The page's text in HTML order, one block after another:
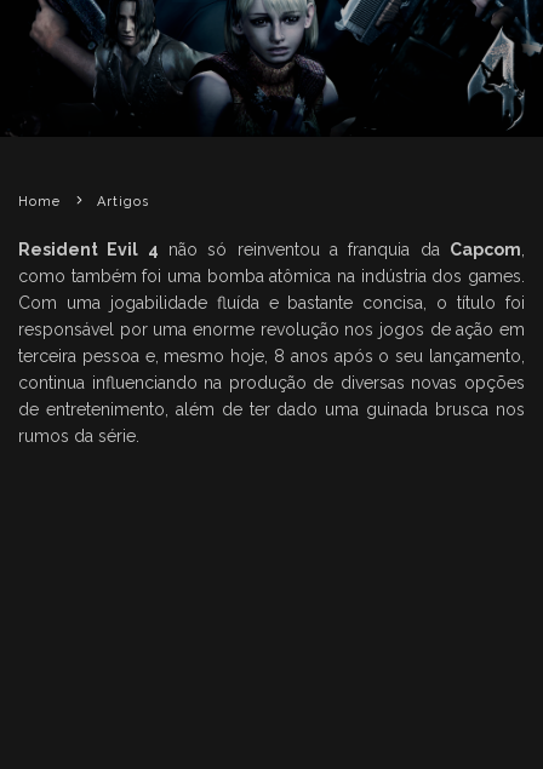
Home Artigos
Resident Evil 4 não só reinventou a franquia da Capcom,
como também foi uma bomba atômica na indústria dos games.
Com uma jogabilidade fluída e bastante concisa, o título foi
responsável por uma enorme revolução nos jogos de ação em
terceira pessoa e, mesmo hoje, 8 anos após o seu lançamento,
continua influenciando na produção de diversas novas opções
de entretenimento, além de ter dado uma guinada brusca nos
rumos da série.